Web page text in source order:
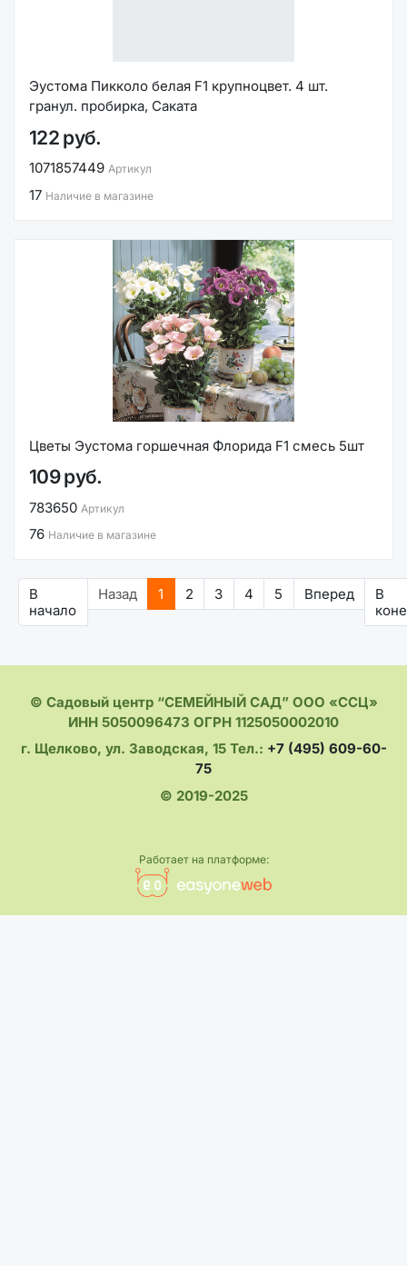
Эустома Пикколо белая F1 крупноцвет. 4 шт.
гранул. пробирка, Саката
122 руб.
1071857449 Артикул
17 Наличие в магазине
Цветы Эустома горшечная Флорида F1 смесь 5шт
109 руб.
783650 Артикул
76 Наличие в магазине
В
начало
Назад 1 2 3 4 5 Вперед
В
© Садовый центр “СЕМЕЙНЫЙ САД” ООО «ССЦ»
ИНН 5050096473 ОГРН 1125050002010
г. Щелково, ул. Заводская, 15 Тел.: +7 (495) 609-60-
75
© 2019-2025
Работает на платформе: